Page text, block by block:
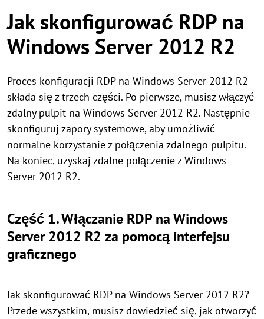
Jak skonfigurować RDP na
Windows Server 2012 R2
Proces konfiguracji RDP na Windows Server 2012 R2
składa się z trzech części. Po pierwsze, musisz włączyć
zdalny pulpit na Windows Server 2012 R2. Następnie
skonfiguruj zapory systemowe, aby umożliwić
normalne korzystanie z połączenia zdalnego pulpitu.
Na koniec, uzyskaj zdalne połączenie z Windows
Server 2012 R2.
Część 1. Włączanie RDP na Windows
Server 2012 R2 za pomocą interfejsu
graficznego
Jak skonfigurować RDP na Windows Server 2012 R2?
Przede wszystkim, musisz dowiedzieć się, jak otworzyć